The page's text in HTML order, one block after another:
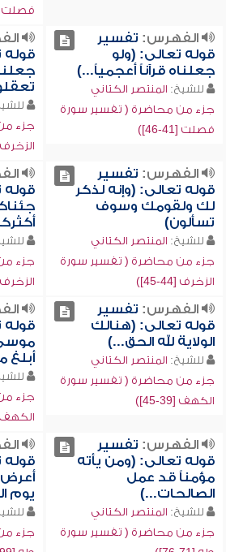
فصلت [33-
الفهرس: تفسير
قوله تعالى: (ولو
جعلناه قرآناً أعجمياً...)
للشيخ: المنتصر الكتاني
جزء من محاضرة ( تفسير سورة
فصلت [41-46])
قوله
جزء
الزخرف
الفهرس: تفسير
قوله تعالى: (وإنه لذكر
لك ولقومك وسوف
تسألون)
للشيخ: المنتصر الكتاني
جزء من محاضرة ( تفسير سورة
الزخرف [44-45])
قوله
جزء
الزخرف [74-
الفهرس: تفسير
قوله تعالى: (هنالك
الولاية لله الحق...)
للشيخ: المنتصر الكتاني
جزء من محاضرة ( تفسير سورة
الكهف [39-45])
قوله
موسى
أبلغ
جزء
الكهف [60-
الفهرس: تفسير
قوله تعالى: (ومن يأته
مؤمناً قد عمل
الصالحات...)
للشيخ: المنتصر الكتاني
جزء من محاضرة ( تفسير سورة
قوله
أعرض
يوم
جزء